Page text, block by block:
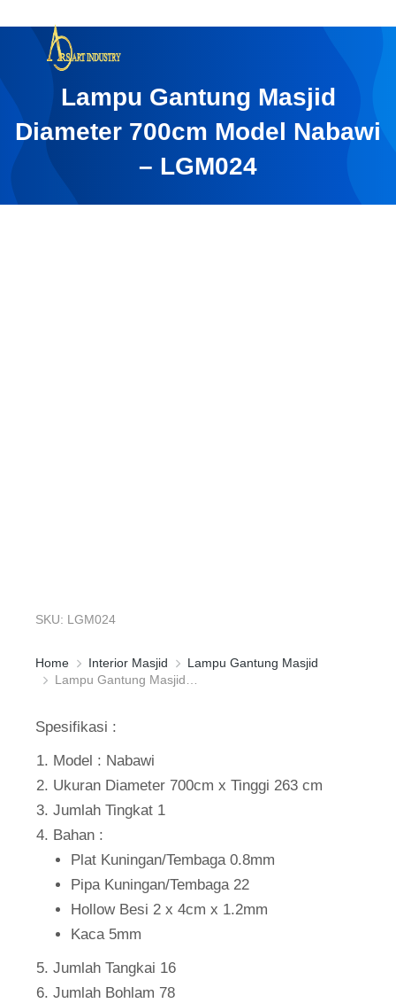
Lampu Gantung Masjid
Diameter 700cm Model Nabawi
– LGM024
SKU: LGM024
You are here:
Home Interior Masjid
Lampu Gantung Masjid
Lampu Gantung Masjid…
Spesifikasi :
Model : Nabawi
Ukuran Diameter 700cm x Tinggi 263 cm
Jumlah Tingkat 1
Bahan :
Plat Kuningan/Tembaga 0.8mm
Pipa Kuningan/Tembaga 22
Hollow Besi 2 x 4cm x 1.2mm
Kaca 5mm
Jumlah Tangkai 16
Jumlah Bohlam 78